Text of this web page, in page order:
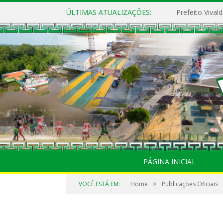
ÚLTIMAS ATUALIZAÇÕES:
PÁGINA INICIAL
VOCÊ ESTÁ EM: Home » Publicações Oficiais